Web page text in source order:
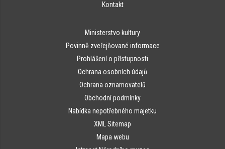
Kontakt
Ministerstvo kultury
Povinně zveřejňované informace
Prohlášení o přístupnosti
Ochrana osobních údajů
Ochrana oznamovatelů
Obchodní podmínky
Nabídka nepotřebného majetku
XML Sitemap
Mapa webu